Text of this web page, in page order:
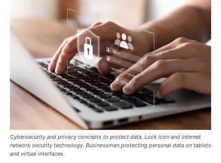
Cybersecurity and privacy concepts to protect data. Lock icon and internet
network security technology. Businessmen protecting personal data on tablets
and virtual interfaces.